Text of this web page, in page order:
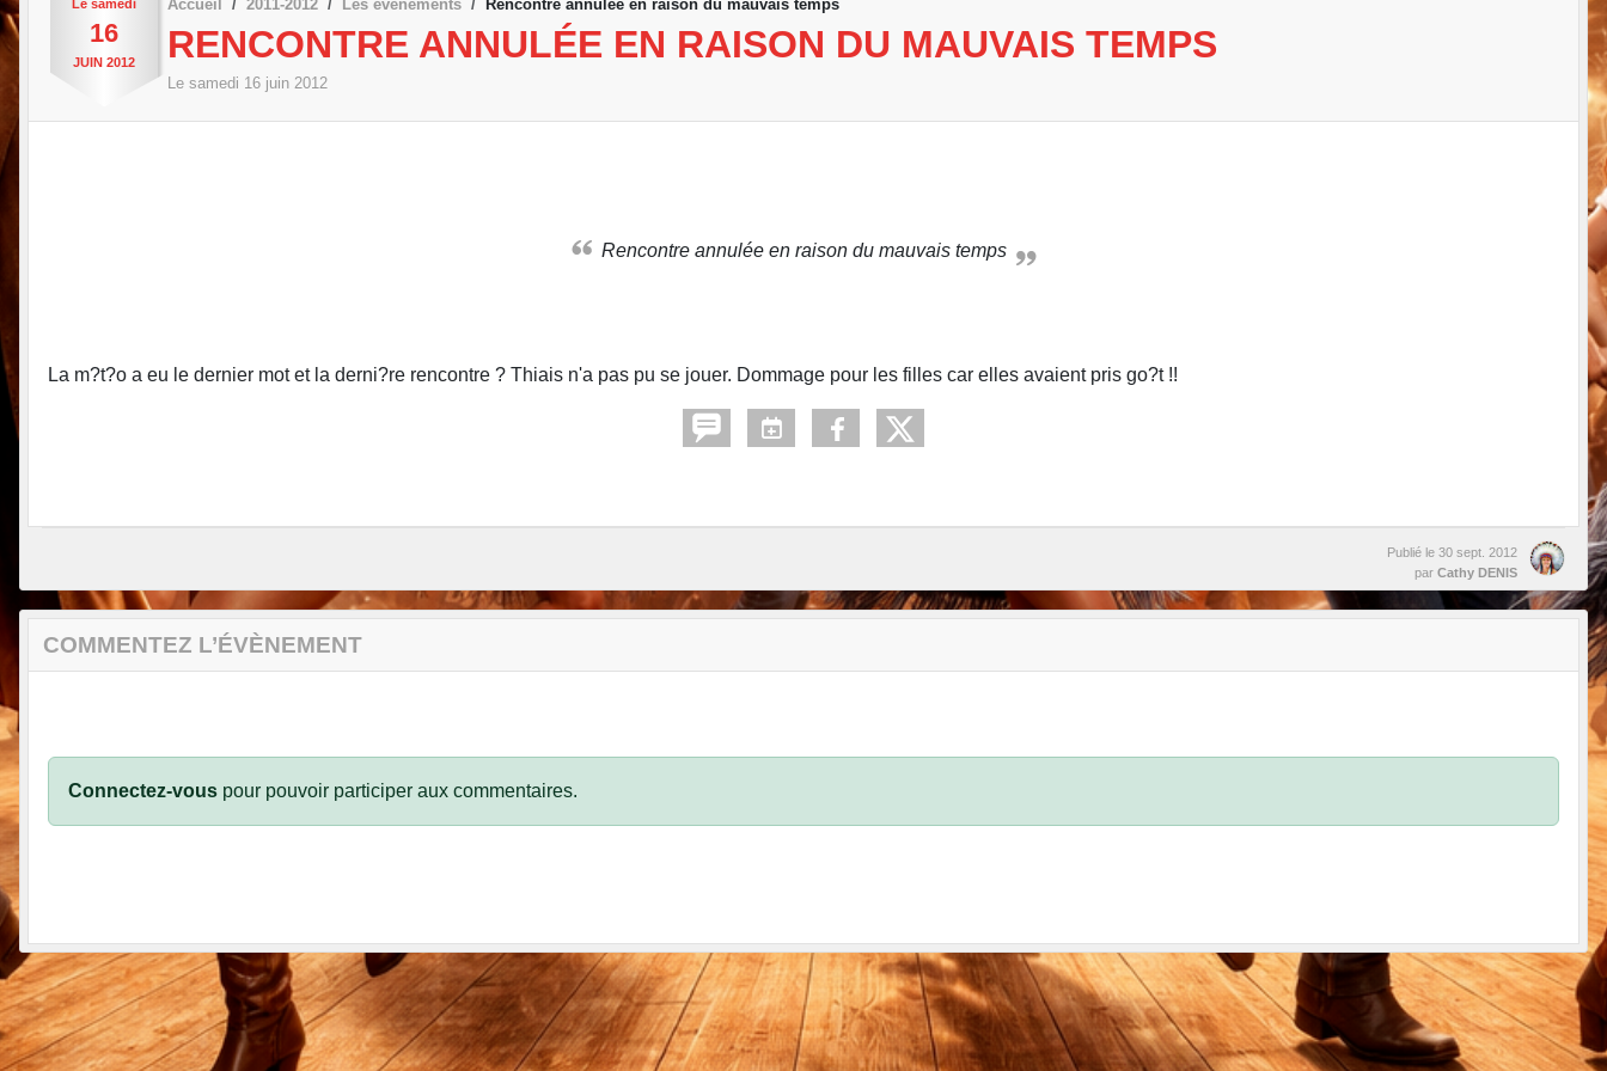
Le samedi
16
JUIN 2012
Accueil 2011-2012 Les évènements Rencontre annulée en raison du mauvais temps
RENCONTRE ANNULÉE EN RAISON DU MAUVAIS TEMPS
Le samedi 16 juin 2012
Rencontre annulée en raison du mauvais temps
La m?t?o a eu le dernier mot et la derni?re rencontre ? Thiais n'a pas pu se jouer. Dommage pour les filles car elles avaient pris go?t !!
Publié le 30 sept. 2012
par Cathy DENIS
COMMENTEZ L’ÉVÈNEMENT
Connectez-vous pour pouvoir participer aux commentaires.